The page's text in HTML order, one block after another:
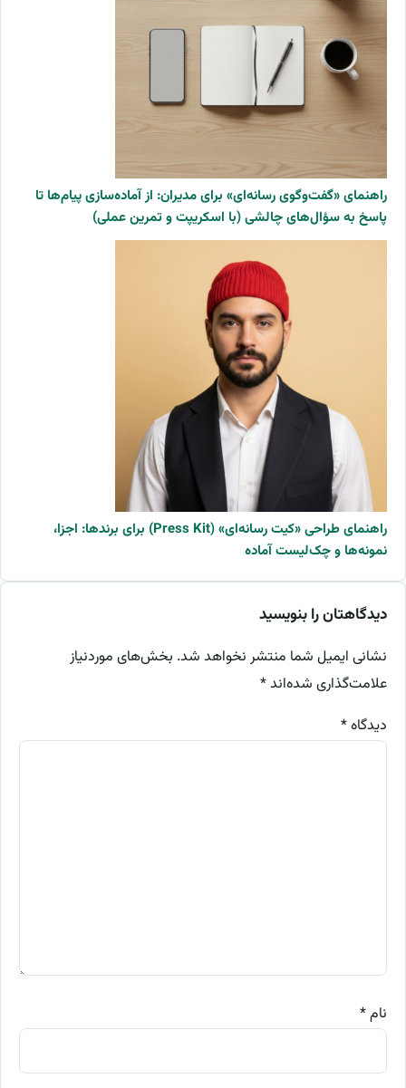
راهنمای «گفت‌وگوی رسانه‌ای» برای مدیران: از آماده‌سازی پیام‌ها تا
پاسخ به سؤال‌های چالشی (با اسکریپت و تمرین عملی)
راهنمای طراحی «کیت رسانه‌ای» (Press Kit) برای برندها: اجزا،
نمونه‌ها و چک‌لیست آماده
دیدگاهتان را بنویسید
نشانی ایمیل شما منتشر نخواهد شد. بخش‌های موردنیاز
علامت‌گذاری شده‌اند*
دیدگاه*
نام*